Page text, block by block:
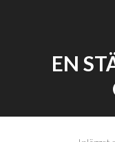
EN